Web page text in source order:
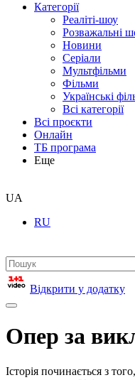
Категорії
Реаліті-шоу
Розважальні
Новини
Серіали
Мультфільми
Фільми
Українські
Всі категорії
Всі проєкти
Онлайн
ТБ програма
Еще
UA
RU
Відкрити у додатку
Опер за
Історія починається з